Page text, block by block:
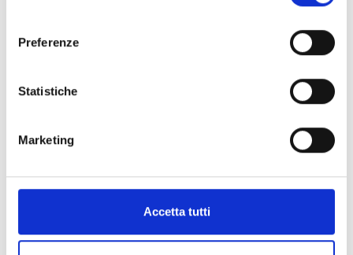
Preferenze
Statistiche
Marketing
Accetta tutti